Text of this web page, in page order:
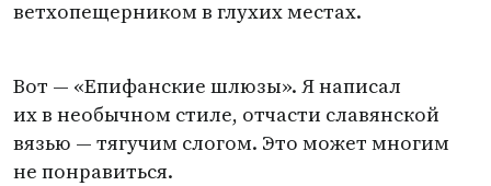
ветхопещерником в глухих местах.
Вот — «Епифанские шлюзы». Я написал
их в необычном стиле, отчасти славянской
вязью — тягучим слогом. Это может многим
не понравиться.